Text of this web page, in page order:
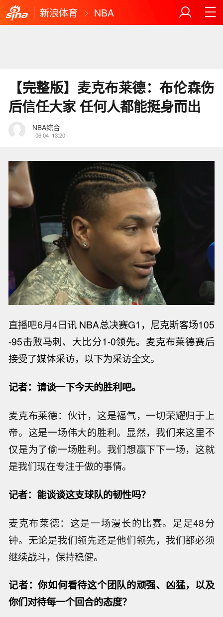
新浪体育 NBA
【完整版】麦克布莱德：布伦森伤
后信任大家 任何人都能挺身而出
NBA综合
06.04 13:20
直播吧6月4日讯 NBA总决赛G1，尼克斯客场105
-95击败马刺、大比分1-0领先。麦克布莱德赛后
接受了媒体采访，以下为采访全文。
记者：请谈一下今天的胜利吧。
麦克布莱德：伙计，这是福气，一切荣耀归于上
帝。这是一场伟大的胜利。显然，我们来这里不
仅是为了偷一场胜利。我们想赢下下一场，这就
是我们现在专注于做的事情。
记者：能谈谈这支球队的韧性吗？
麦克布莱德：这是一场漫长的比赛。足足48分
钟。无论是我们领先还是他们领先，我们都必须
继续战斗，保持稳健。
记者：你如何看待这个团队的顽强、凶猛，以及
你们对待每一个回合的态度？